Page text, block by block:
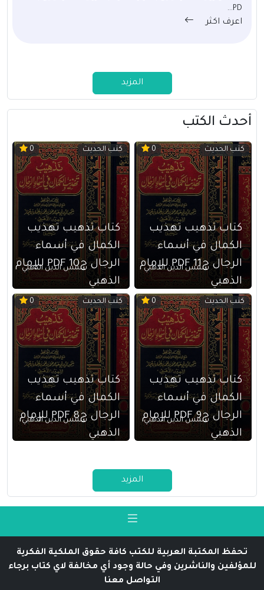
PD...
اعرف اكثر
المزيد
أحدث الكتب
كتب الحديث 0
كتاب تذهيب تهذيب
الكمال في أسماء
الرجال ج11 PDF للإمام
الذهبي
شمس الدين الذهبي
كتب الحديث 0
كتاب تذهيب تهذيب
الكمال في أسماء
الرجال ج10 PDF للإمام
الذهبي
شمس الدين الذهبي
كتب الحديث 0
كتاب تذهيب تهذيب
الكمال في أسماء
الرجال ج9 PDF للإمام
الذهبي
شمس الدين الذهبي
كتب الحديث 0
كتاب تذهيب تهذيب
الكمال في أسماء
الرجال ج8 PDF للإمام
الذهبي
شمس الدين الذهبي
المزيد
تحفظ المكتبة العربية للكتب كافة حقوق الملكية الفكرية
للمؤلفين والناشرين وفي حالة وجود أي مخالفة لاي كتاب برجاء
التواصل معنا